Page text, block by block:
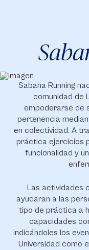
Sabana Running
comunidad de
empoderarse de
pertenencia
en colectividad. A
práctica ejercicios
funcionalidad y
Las actividades
ayudaran a las
tipo de práctica a
capacidades
indicándoles los
Universidad como